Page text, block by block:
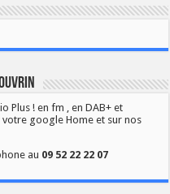
Plus ! en fm , en DAB+ et
google Home et sur nos
au 09 52 22 22 07